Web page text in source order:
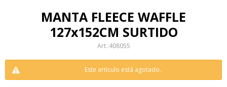
MANTA FLEECE WAFFLE
127x152CM SURTIDO
408055
Este artículo está agotado.